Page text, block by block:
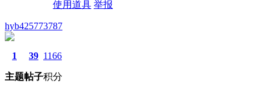
使用道具 举报
hyb425773787
1
主题
39
帖子
1166
积分